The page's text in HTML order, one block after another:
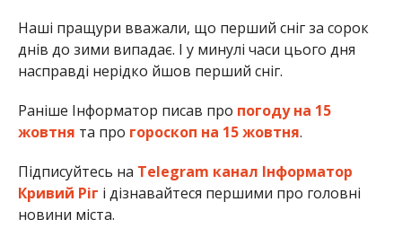
Наші пращури вважали, що перший сніг за сорок
днів до зими випадає. І у минулі часи цього дня
насправді нерідко йшов перший сніг.
Раніше Інформатор писав про погоду на 15
жовтня та про гороскоп на 15 жовтня.
Підписуйтесь на Telegram канал Інформатор
Кривий Ріг і дізнавайтеся першими про головні
новини міста.